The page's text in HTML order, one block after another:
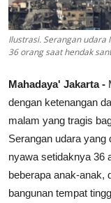
Ilustrasi. Serangan udara
36 orang saat hendak
Mahadaya' Jakarta -
dengan ketenangan
malam yang tragis
Serangan udara yang
nyawa setidaknya 36
beberapa anak-anak,
bangunan tempat